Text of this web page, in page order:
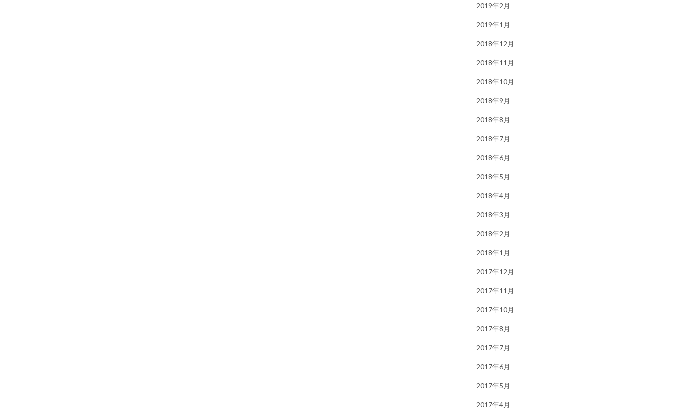
2019年2月
2019年1月
2018年12月
2018年11月
2018年10月
2018年9月
2018年8月
2018年7月
2018年6月
2018年5月
2018年4月
2018年3月
2018年2月
2018年1月
2017年12月
2017年11月
2017年10月
2017年8月
2017年7月
2017年6月
2017年5月
2017年4月